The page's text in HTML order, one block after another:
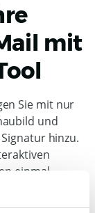
mit
Sie mit nur
und
hinzu.
einmal,
mit dem
die